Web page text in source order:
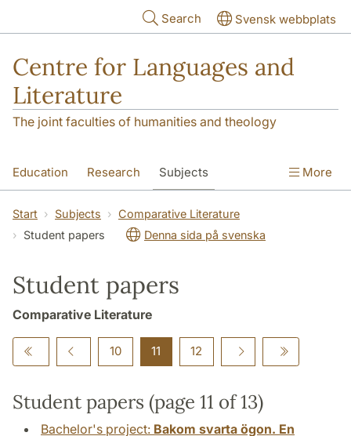
Search Svensk webbplats
Centre for Languages and
Literature
The joint faculties of humanities and theology
Education Research Subjects
SOL building Contact The Department
More
Start Subjects
Comparative Literature
Student papers
Denna sida på svenska
Student papers
Comparative Literature
10 11 12
Student papers (page 11 of 13)
Bachelor's project: Bakom svarta ögon. En